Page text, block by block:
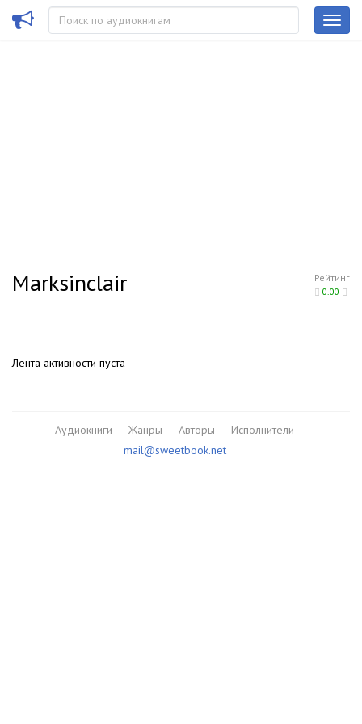
Рейтинг
0.00
Marksinclair
Лента активности пуста
Аудиокниги Жанры Авторы
Исполнители
mail@sweetbook.net